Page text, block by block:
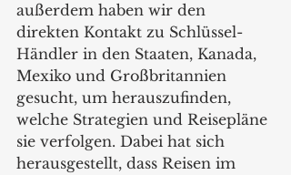
außerdem haben wir den
direkten Kontakt zu Schlüssel-
Händler in den Staaten, Kanada,
Mexiko und Großbritannien
gesucht, um herauszufinden,
welche Strategien und Reisepläne
sie verfolgen. Dabei hat sich
herausgestellt, dass Reisen im